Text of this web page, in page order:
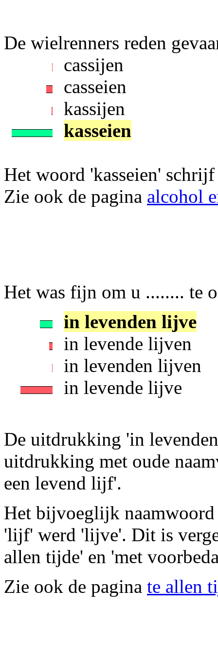
De wielrenners reden
cassijen
casseien
kassijen
kasseien
Het woord 'kasseien'
Zie ook de pagina alcohol
Het was fijn om u ........ te
in levenden lijve
in levende lijven
in levenden lijven
in levende lijve
De uitdrukking 'in
uitdrukking met oude
een levend lijf'.
Het bijvoeglijk naamwoord
'lijf' werd 'lijve'. Dit is
allen tijde' en 'met
Zie ook de pagina te allen